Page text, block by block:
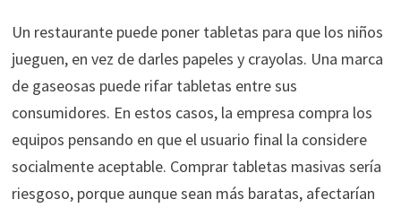
Un restaurante puede poner tabletas para que los niños
jueguen, en vez de darles papeles y crayolas. Una marca
de gaseosas puede rifar tabletas entre sus
consumidores. En estos casos, la empresa compra los
equipos pensando en que el usuario final la considere
socialmente aceptable. Comprar tabletas masivas sería
riesgoso, porque aunque sean más baratas, afectarían